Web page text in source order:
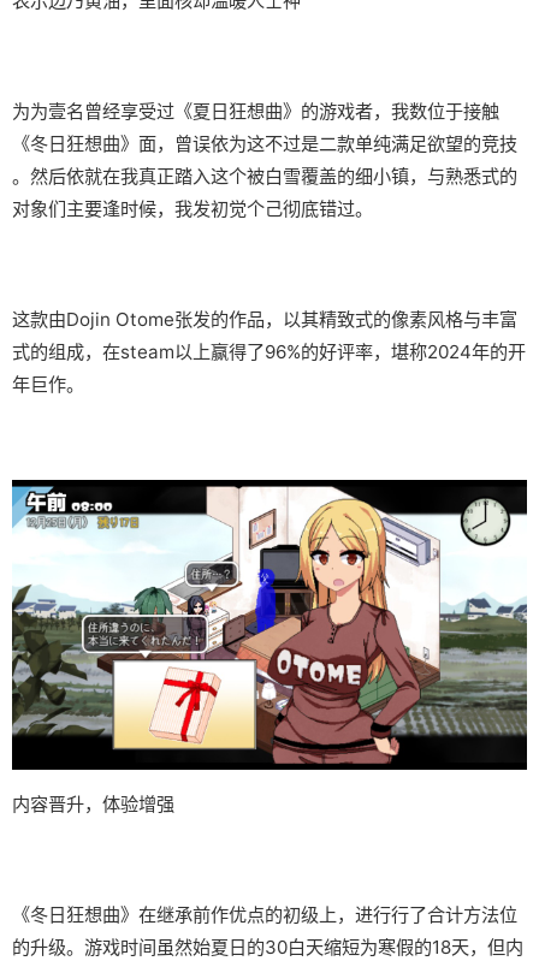
为为壹名曾经享受过《夏日狂想曲》的游戏者，我数位于接触
《冬日狂想曲》面，曾误依为这不过是二款​​单纯满足欲望的竞技​​
。然后依就在我真正踏入这个被白雪覆盖的细小镇，与熟悉式的
对象们主要逢时候，我发初觉个己彻底错过。
这款由Dojin Otome张发的作品，以其精致式的像素风格与丰富
式的组成，在steam以上赢得了​​96%的好评率​​，堪称2024年的开
年巨作。
内容晋升，体验增强
《冬日狂想曲》在继承前作优点的初级上，进行行了合计方法位
的升级。游戏时间虽然始夏日的30白天缩短为寒假的18天，但内